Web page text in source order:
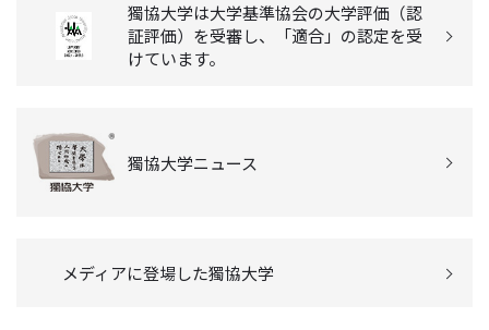
獨協大学は大学基準協会の大学評価（認
証評価）を受審し、「適合」の認定を受
けています。
獨協大学ニュース
メディアに登場した獨協大学